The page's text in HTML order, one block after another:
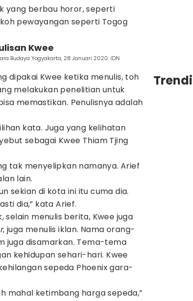
yang berbau horor, seperti
pewayangan seperti Togog
Kwee
Budaya Yogyakarta, 28 Januari 2020. IDN
dipakai Kwee ketika menulis, toh
melakukan penelitian untuk
memastikan. Penulisnya adalah
kata. Juga yang kelihatan
sebagai Kwee Thiam Tjing
tak menyelipkan namanya. Arief
lain.
sekian di kota ini itu cuma dia.
dia,” kata Arief.
selain menulis berita, Kwee juga
, juga menulis iklan. Nama orang-
juga disamarkan. Tema-tema
kehidupan sehari-hari. Kwee
sepeda Phoenix gara-
mahal ketimbang harga sepeda,”